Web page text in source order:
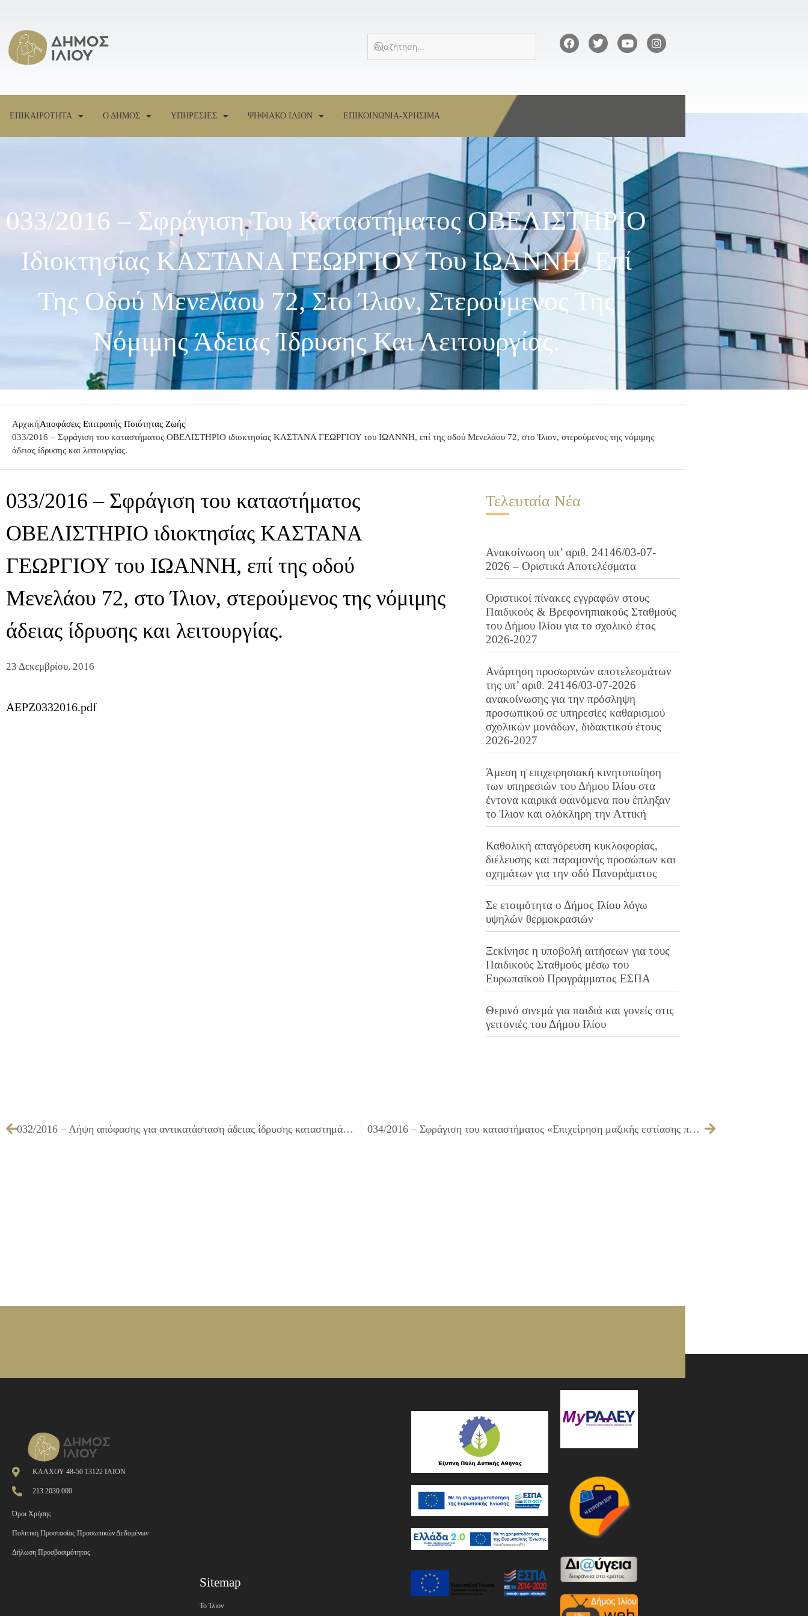
ΕΠΙΚΑΙΡΟΤΗΤΑ Ο ΔΗΜΟΣ ΥΠΗΡΕΣΙΕΣ ΨΗΦΙΑΚΟ ΙΛΙΟΝ ΕΠΙΚΟΙΝΩΝΙΑ-ΧΡΗΣΙΜΑ
033/2016 – Σφράγιση Του Καταστήματος ΟΒΕΛΙΣΤΗΡΙΟ
Ιδιοκτησίας ΚΑΣΤΑΝΑ ΓΕΩΡΓΙΟΥ Του ΙΩΑΝΝΗ, Επί
Της Οδού Μενελάου 72, Στο Ίλιον, Στερούμενος Της
Νόμιμης Άδειας Ίδρυσης Και Λειτουργίας.
ΑρχικήΑποφάσεις Επιτροπής Ποιότητας Ζωής
033/2016 – Σφράγιση του καταστήματος ΟΒΕΛΙΣΤΗΡΙΟ ιδιοκτησίας ΚΑΣΤΑΝΑ ΓΕΩΡΓΙΟΥ του ΙΩΑΝΝΗ, επί της οδού Μενελάου 72, στο Ίλιον, στερούμενος της νόμιμης
άδειας ίδρυσης και λειτουργίας.
033/2016 – Σφράγιση του καταστήματος
ΟΒΕΛΙΣΤΗΡΙΟ ιδιοκτησίας ΚΑΣΤΑΝΑ
ΓΕΩΡΓΙΟΥ του ΙΩΑΝΝΗ, επί της οδού
Μενελάου 72, στο Ίλιον, στερούμενος της νόμιμης
άδειας ίδρυσης και λειτουργίας.
23 Δεκεμβρίου, 2016
AEPZ0332016.pdf
Τελευταία Νέα
Ανακοίνωση υπ’ αριθ. 24146/03-07-
2026 – Οριστικά Αποτελέσματα
Οριστικοί πίνακες εγγραφών στους
Παιδικούς & Βρεφονηπιακούς Σταθμούς
του Δήμου Ιλίου για το σχολικό έτος
2026-2027
Ανάρτηση προσωρινών αποτελεσμάτων
της υπ’ αριθ. 24146/03-07-2026
ανακοίνωσης για την πρόσληψη
προσωπικού σε υπηρεσίες καθαρισμού
σχολικών μονάδων, διδακτικού έτους
2026-2027
Άμεση η επιχειρησιακή κινητοποίηση
των υπηρεσιών του Δήμου Ιλίου στα
έντονα καιρικά φαινόμενα που έπληξαν
το Ίλιον και ολόκληρη την Αττική
Καθολική απαγόρευση κυκλοφορίας,
διέλευσης και παραμονής προσώπων και
οχημάτων για την οδό Πανοράματος
Σε ετοιμότητα ο Δήμος Ιλίου λόγω
υψηλών θερμοκρασιών
Ξεκίνησε η υποβολή αιτήσεων για τους
Παιδικούς Σταθμούς μέσω του
Ευρωπαϊκού Προγράμματος ΕΣΠΑ
Θερινό σινεμά για παιδιά και γονείς στις
γειτονιές του Δήμου Ιλίου
032/2016 – Λήψη απόφασης για αντικατάσταση άδειας ίδρυσης καταστημάτων υγειονομικού ενδιαφέροντος. 034/2016 – Σφράγιση του καταστήματος «Επιχείρηση μαζικής εστίασης παρασκευής και προσφοράς πρόχειρου γεύματος και αναψυχής» ιδιοκτησίας “Σ. Παρτασίδης – Α. Βοϊδήλας Ο.Ε”, επί των οδών Δαναών 50 & Κάλχου, στο Ίλιον, στερούμενος της νόμιμης άδειας ίδρυσης και λειτουργίας
ΚΑΛΧΟΥ 48-50 13122 ΙΛΙΟΝ
213 2030 000
Όροι Χρήσης
Πολιτική Προστασίας Προσωπικών Δεδομένων
Δήλωση Προσβασιμότητας
Sitemap
Το Ίλιον